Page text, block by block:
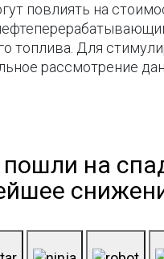
повлиять на
топлива. Для
рассмотрение
на